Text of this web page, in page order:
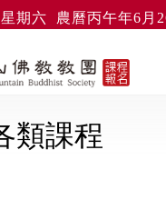
星期六 農曆丙午年6月
類課程